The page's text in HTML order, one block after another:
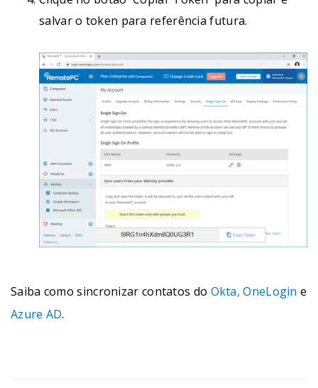
salvar o token para referência futura.
Saiba como sincronizar contatos do Okta, OneLogin e
Azure AD.